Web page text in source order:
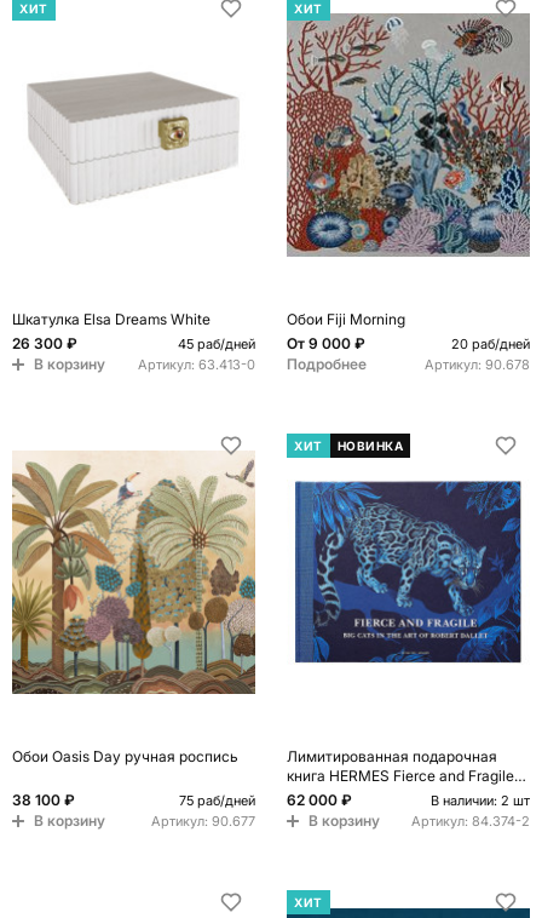
ХИТ
Шкатулка Elsa Dreams White
26 300 ₽
45 раб/дней
В корзину Артикул: 63.413-0
ХИТ
Обои Fiji Morning
От 9 000 ₽ 20 раб/дней
Подробнее Артикул: 90.678
Обои Oasis Day ручная роспись
38 100 ₽ 75 раб/дней
В корзину Артикул: 90.677
ХИТ НОВИНКА
Лимитированная подарочная
книга HERMES Fierce and Fragile
book, English version
62 000 ₽ В наличии: 2 шт
В корзину Артикул: 84.374-2
ХИТ